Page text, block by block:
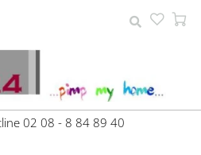
02 08 - 8 84 89 40